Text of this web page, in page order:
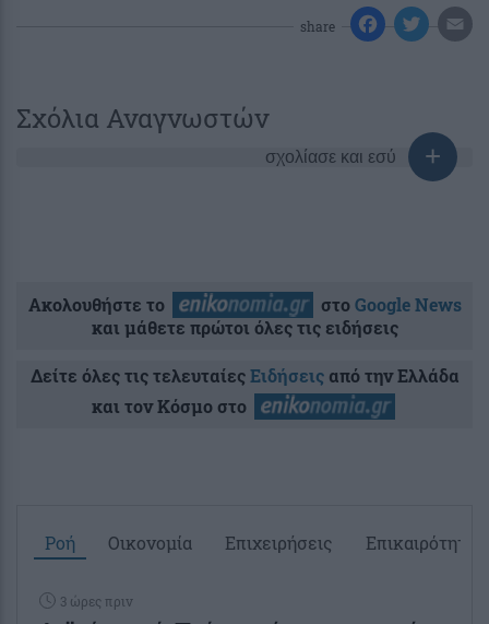
share
Σχόλια Αναγνωστών
σχολίασε και εσύ
Ακολουθήστε το στοGoogle News
και μάθετε πρώτοι όλες τις ειδήσεις
Δείτε όλες τις τελευταίεςΕιδήσειςαπό την Ελλάδα
και τον Κόσμο στο
Ροή Οικονομία Επιχειρήσεις Επικαιρότητα
3 ώρες πριν